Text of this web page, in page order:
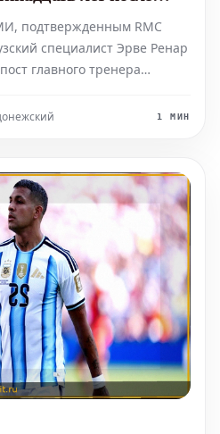
подтвержденным RMC
специалист Эрве Ренар
главного тренера
успехов с национальной1 МИН